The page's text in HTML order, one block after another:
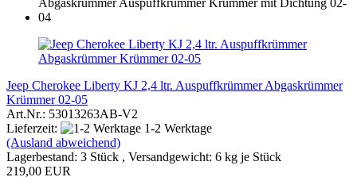
Jeep Cherokee Liberty KJ 2,4 ltr. Auspuffkrümmer Abgaskrümmer
Krümmer 02-05
Art.Nr.: 53013263AB-V2
Lieferzeit:
1-2 Werktage
(Ausland abweichend)
Lagerbestand: 3 Stück , Versandgewicht: 6 kg je Stück
219,00 EUR